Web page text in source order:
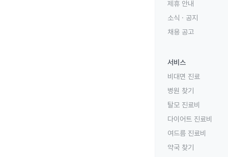
제휴 안내
소식 · 공지
채용 공고
서비스
비대면 진료
병원 찾기
탈모 진료비
다이어트 진료비
여드름 진료비
약국 찾기